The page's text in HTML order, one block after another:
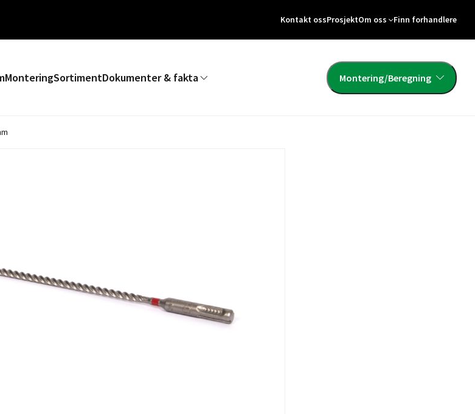
Kontakt ossProsjektOm oss Finn forhandlere
MonteringSortimentDokumenter & fakta Montering/Beregning